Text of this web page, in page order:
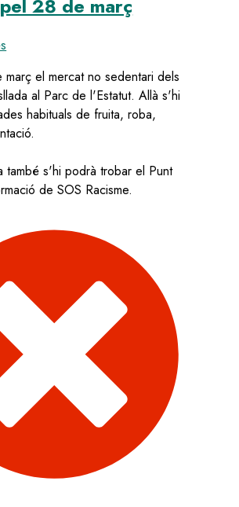
28 de març
del
mercat
no
sedentari
28
de
el mercat no sedentari dels
al Parc de l'Estatut. Allà s'hi
habituals de fruita, roba,
també s'hi podrà trobar el Punt
de SOS Racisme.